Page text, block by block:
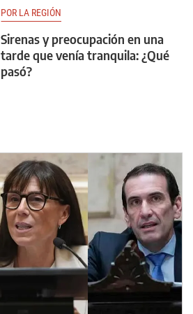
POR LA REGIÓN
Sirenas y preocupación en una
tarde que venía tranquila: ¿Qué
pasó?